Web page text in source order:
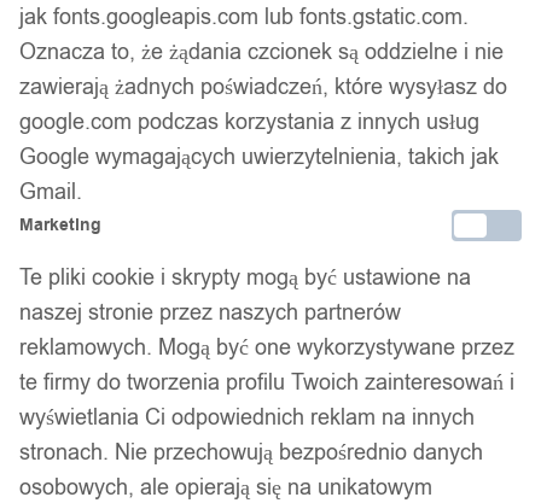
jak fonts.googleapis.com lub fonts.gstatic.com.
Oznacza to, że żądania czcionek są oddzielne i nie
zawierają żadnych poświadczeń, które wysyłasz do
google.com podczas korzystania z innych usług
Google wymagających uwierzytelnienia, takich jak
Gmail.
Marketing
Te pliki cookie i skrypty mogą być ustawione na
naszej stronie przez naszych partnerów
reklamowych. Mogą być one wykorzystywane przez
te firmy do tworzenia profilu Twoich zainteresowań i
wyświetlania Ci odpowiednich reklam na innych
stronach. Nie przechowują bezpośrednio danych
osobowych, ale opierają się na unikatowym